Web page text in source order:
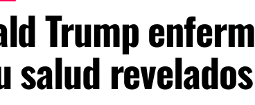
Trump
salud revelados